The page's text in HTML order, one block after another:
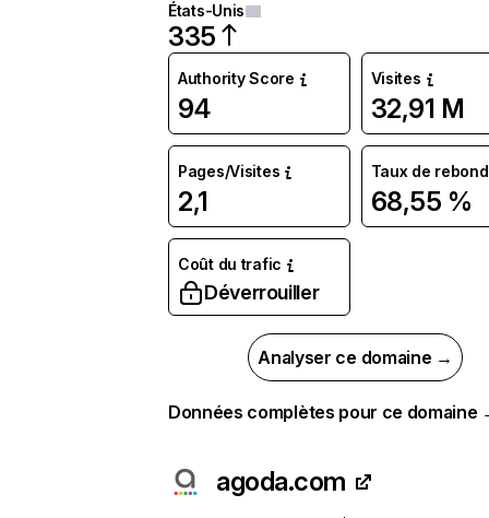
États-Unis
335
Authority Score
94
Visites
32,91 M
Pages/Visites
2,1
Taux de rebond
68,55 %
Coût du trafic
Déverrouiller
Analyser ce domaine →
Données complètes pour ce domaine
agoda.com